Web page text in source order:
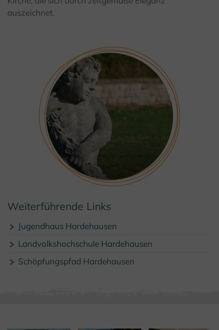
auszeichnet.
© Kulturland Kreis Höxter / K. Krajewski
Weiterführende Links
Jugendhaus Hardehausen
Landvolkshochschule Hardehausen
Schöpfungspfad Hardehausen